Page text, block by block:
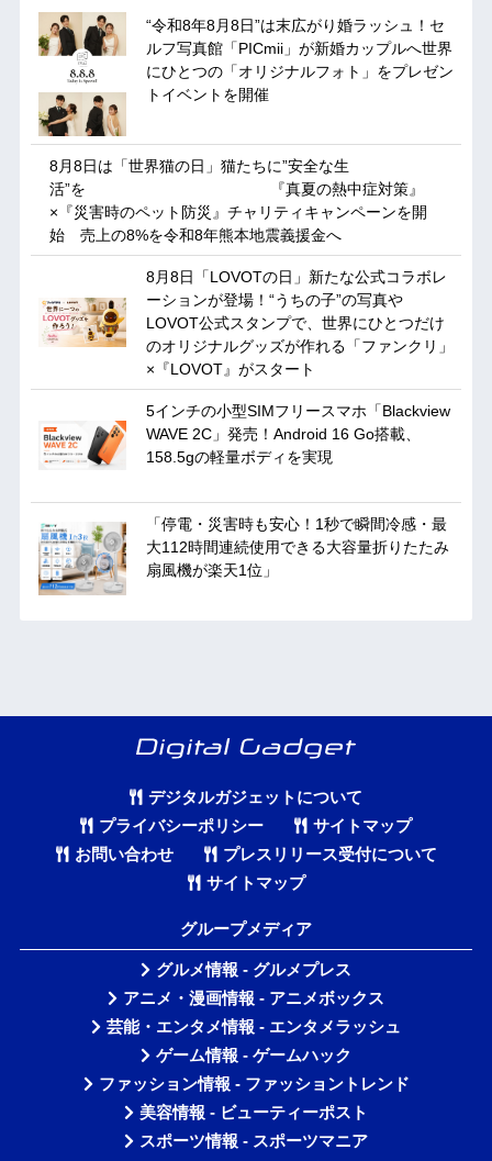
“令和8年8月8日”は末広がり婚ラッシュ！セ
ルフ写真館「PICmii」が新婚カップルへ世界
にひとつの「オリジナルフォト」をプレゼン
トイベントを開催
8月8日は「世界猫の日」猫たちに”安全な生
活”を 『真夏の熱中症対策』
×『災害時のペット防災』チャリティキャンペーンを開
始 売上の8%を令和8年熊本地震義援金へ
8月8日「LOVOTの日」新たな公式コラボレ
ーションが登場！“うちの子”の写真や
LOVOT公式スタンプで、世界にひとつだけ
のオリジナルグッズが作れる「ファンクリ」
×『LOVOT』がスタート
5インチの小型SIMフリースマホ「Blackview
WAVE 2C」発売！Android 16 Go搭載、
158.5gの軽量ボディを実現
「停電・災害時も安心！1秒で瞬間冷感・最
大112時間連続使用できる大容量折りたたみ
扇風機が楽天1位」
デジタルガジェットについて
プライバシーポリシー
サイトマップ
お問い合わせ
プレスリリース受付について
サイトマップ
グループメディア
グルメ情報 - グルメプレス
アニメ・漫画情報 - アニメボックス
芸能・エンタメ情報 - エンタメラッシュ
ゲーム情報 - ゲームハック
ファッション情報 - ファッショントレンド
美容情報 - ビューティーポスト
スポーツ情報 - スポーツマニア